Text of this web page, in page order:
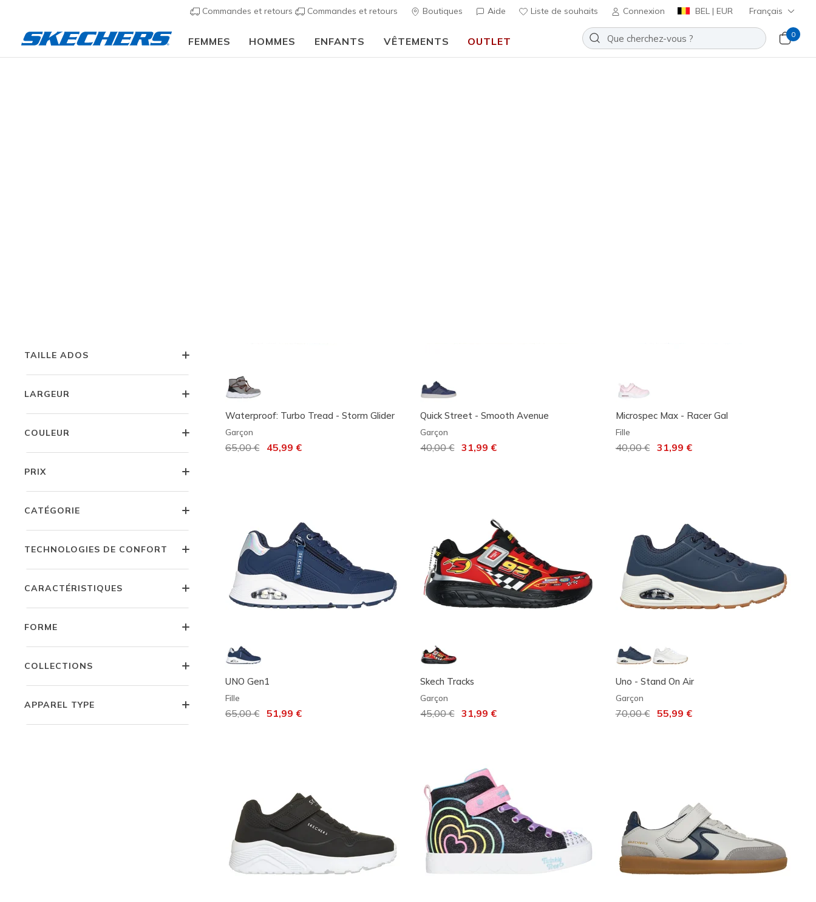
Commandes et retours Commandes et retours Boutiques Aide Liste de souhaits Connexion BEL | EUR Français
FEMMES HOMMES ENFANTS VÊTEMENTS OUTLET
0
TAILLE ADOS
LARGEUR
COULEUR
PRIX
CATÉGORIE
TECHNOLOGIES DE CONFORT
CARACTÉRISTIQUES
FORME
COLLECTIONS
APPAREL TYPE
Waterproof: Turbo Tread - Storm Glider
Garçon
Prix réduit de
65,00 € 45,99 €
Quick Street - Smooth Avenue
Garçon
Prix réduit de
40,00 €à 31,99 €
Microspec Max - Racer Gal
Fille
Prix réduit de
40,00 €à 31,99 €
UNO Gen1
Fille
Prix réduit de
65,00 € 51,99 €
Skech Tracks
Garçon
Prix réduit de
45,00 €à 31,99 €
Uno - Stand On Air
Garçon
Prix réduit de
70,00 €à 55,99 €